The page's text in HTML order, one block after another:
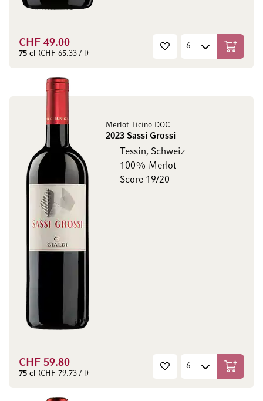
CHF 49.00
75 cl (CHF 65.33 / l) In den
Merlot Ticino DOC
2023 Sassi Grossi
Tessin, Schweiz
100% Merlot
Score 19/20
CHF 59.80
75 cl (CHF 79.73 / l) In den